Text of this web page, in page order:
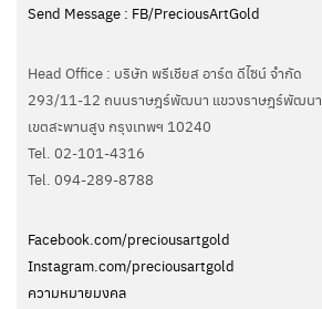
Send Message : FB/PreciousArtGold
Head Office : บริษัท พรีเชียส อาร์ต ดีไซน์ จำกัด
293/11-12 ถนนราษฎร์พัฒนา แขวงราษฎร์พัฒนา
เขตสะพานสูง กรุงเทพฯ 10240
Tel. 02-101-4316
Tel. ‭094-289-8788‬
Facebook.com/preciousartgold
Instagram.com/preciousartgold
ความหมายมงคล